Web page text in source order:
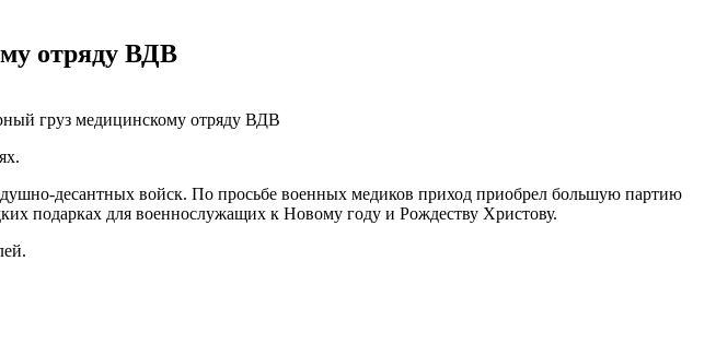
отряду ВДВ
десантных войск. По просьбе военных медиков приход приобрел большую партию
подарках для военнослужащих к Новому году и Рождеству Христову.